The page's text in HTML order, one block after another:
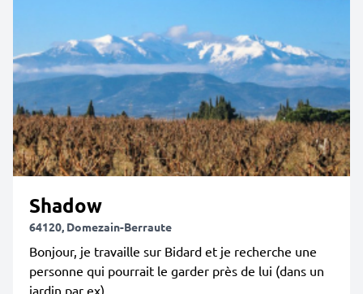
Shadow
64120, Domezain-Berraute
Bonjour, je travaille sur Bidard et je recherche une
personne qui pourrait le garder près de lui (dans un
jardin par ex)